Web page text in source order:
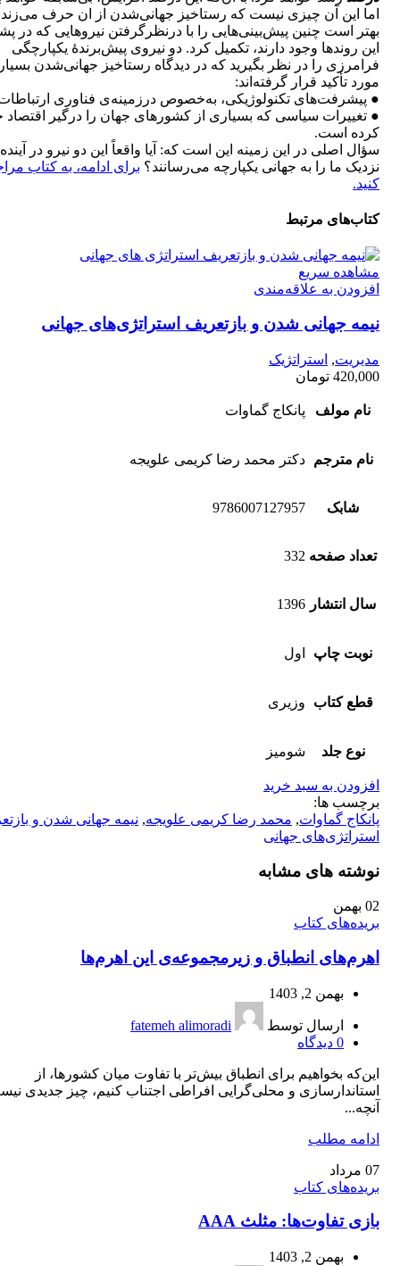
اما این آن چیزی نیست که رستاخیز جهانی‌شدن از ان حرف
بهتر است چنین پیش‌بینی‌هایی را با درنظرگرفتن نیروهایی که در
این روندها وجود دارند، تکمیل کرد. دو نیروی پیش‌برندۀ یکپارچگی
فرامرزی را در نظر بگیرید که در دیدگاه رستاخیز جهانی‌شدن
مورد تأکید قرار گرفته‌اند:
● پیشرفت‌های تکنولوژیکی، به‌خصوص درزمینه‌ی فناوری
● تغییرات سیاسی که بسیاری از کشورهای جهان را درگیر اقتصاد
کرده است.
سؤال اصلی در این زمینه این است که: آیا واقعاً این دو نیرو در
نزدیک ما را به جهانی یکپارچه می‌رسانند؟ برای ادامه، به کتاب
کنید.
کتاب‌های مرتبط
مشاهده سریع
افزودن به علاقه‌مندی
نیمه جهانی شدن و بازتعریف استراتژی‌های جهانی
مدیریت, استراتژیک
420,000 تومان
نام مولف پانکاج گماوات
نام مترجم دکتر محمد رضا کریمی علویجه
شابک 9786007127957
تعداد صفحه 332
سال انتشار 1396
نوبت چاپ اول
قطع کتاب وزیری
نوع جلد شومیز
افزودن به سبد خرید
برچسب ها:
پانکاج گماوات, محمد رضا کریمی علویجه, نیمه جهانی شدن و
استراتژی‌های جهانی
نوشته های مشابه
02 بهمن
بریده‌های کتاب
اهرم‌های انطباق و زیرمجموعه‌ی این اهرم‌ها
بهمن 2, 1403
ارسال توسط
fatemeh alimoradi
0 دیدگاه
این‌که بخواهیم برای انطباق بیش‌تر با تفاوت میان کشورها، از
استاندارسازی و محلی‌گرایی افراطی اجتناب کنیم، چیز جدیدی
آنچه...
ادامه مطلب
07 مرداد
بریده‌های کتاب
بازی تفاوت‌ها: مثلث AAA
بهمن 2, 1403